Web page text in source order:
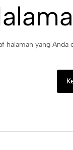
halaman yang